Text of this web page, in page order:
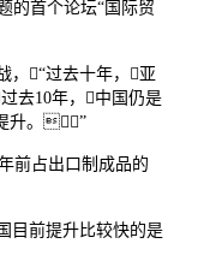
的首个论坛“国际贸
，“过去十年，亚
去10年，中国仍是
升。”
前占出口制成品的
目前提升比较快的是